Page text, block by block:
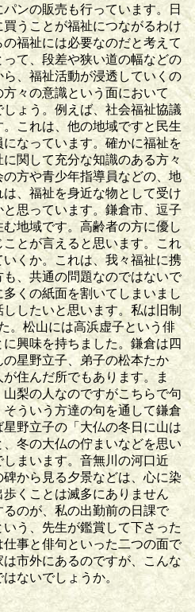
ンの販売も行っています。日
うことが福祉につながるわけ
福祉には必要なのだと考えて
て、段差や狭い道の幅などの
、福祉活動が浸透していくの
々の意識という面において
ょう。例えば、社会福祉協議
これは、他の地域ですと民生
なっています。確かに福祉を
関して充分な知識のある方々
方や青少年指導員などの、地
、福祉を身近な物として受け
思っています。鎌倉市、逗子
地域です。高齢者の方に優し
とが言えると思います。これ
くか。これは、我々福祉に携
、共通の問題なのではないで
くの紙面を割いてしまいまし
したいと思います。私は旧制
。松山には高浜虚子という俳
興味を持ちました。鎌倉は四
星野立子、弟子の松本たか
住んだ所でもあります。ま
梨の人なのですがこちらで句
ういう方達の句を通して鎌倉
野立子の「大仏の冬日に山は
冬の大仏の佇まいなどを思い
まいます。音無川の河口近
から見る夕景などは、心に染
くことは滅多にありません
のが、私の出勤前の日課で
う、先生が鑑賞して下さった
事と俳句といった二つの面で
市外にあるのですが、こんな
ないでしょうか。